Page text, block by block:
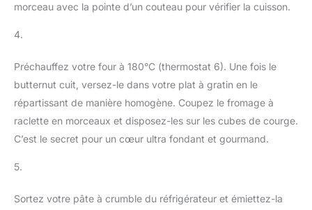
morceau avec la pointe d’un couteau pour vérifier la cuisson.
4.
Préchauffez votre four à 180°C (thermostat 6). Une fois le
butternut cuit, versez-le dans votre plat à gratin en le
répartissant de manière homogène. Coupez le fromage à
raclette en morceaux et disposez-les sur les cubes de courge.
C’est le secret pour un cœur ultra fondant et gourmand.
5.
Sortez votre pâte à crumble du réfrigérateur et émiettez-la